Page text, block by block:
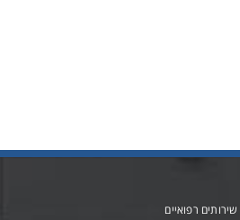
שירותים רפואיים